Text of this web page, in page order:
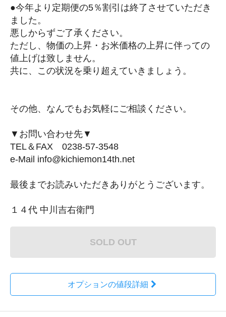
●今年より定期便の5％割引は終了させていただき
ました。
悪しからずご了承ください。
ただし、物価の上昇・お米価格の上昇に伴っての
値上げは致しません。
共に、この状況を乗り超えていきましょう。
その他、なんでもお気軽にご相談ください。
▼お問い合わせ先▼
TEL＆FAX 0238‐57‐3548
e-Mail info@kichiemon14th.net
最後までお読みいただきありがとうございます。
１４代 中川吉右衛門
SOLD OUT
オプションの値段詳細